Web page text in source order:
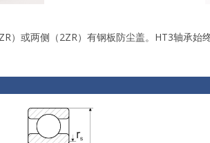
或两侧（2ZR）有钢板防尘盖。HT3轴承始